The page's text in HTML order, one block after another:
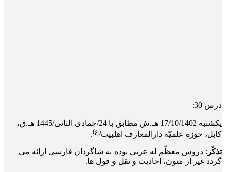
درس 30:
یکشنبه 17/10/1402 هـ.ش مطابق با 24/جمادی الثانی/1445 هـ.ق،
کابل، حوزه علمیّه دارالمعارف اهلبیت(ع).
تذکّر : دروس معظّم له عربی بوده به شاگردان فارسی ارائه می
گردد غیر از متون، احادیث و نقل و قول ها.